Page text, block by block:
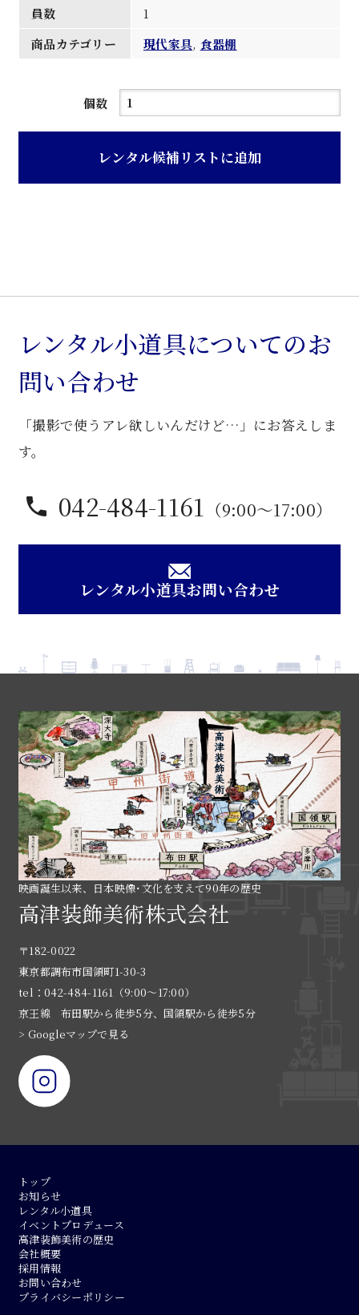
員数
1
商品カテゴリー
現代家具, 食器棚
個数
白
音
個
レンタル候補リストに追加
レンタル小道具についてのお
問い合わせ
「撮影で使うアレ欲しいんだけど…」にお答えしま
す。
042-484-1161 （9:00〜17:00）
レンタル小道具お問い合わせ
映画誕生以来、日本映像･文化を支えて90年の歴史
高津装飾美術株式会社
〒182-0022
東京都調布市国領町1-30-3
tel：042-484-1161（9:00〜17:00）
京王線 布田駅から徒歩5分、国領駅から徒歩5分
> Googleマップで見る
トップ
お知らせ
レンタル小道具
イベントプロデュース
高津装飾美術の歴史
会社概要
採用情報
お問い合わせ
プライバシーポリシー